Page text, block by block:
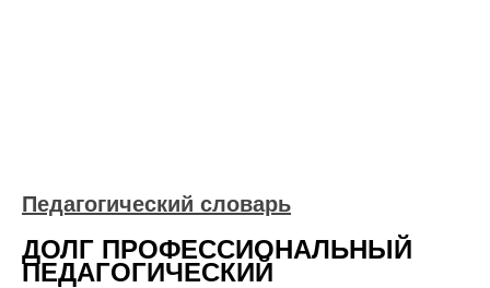
Педагогический словарь
ДОЛГ ПРОФЕССИОНАЛЬНЫЙ
ПЕДАГОГИЧЕСКИЙ